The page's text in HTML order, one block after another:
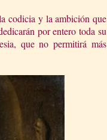
codicia y la ambición que
por entero toda su
, que no permitirá más